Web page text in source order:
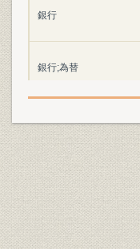
銀行
銀行;為替
銀行;財務・業績